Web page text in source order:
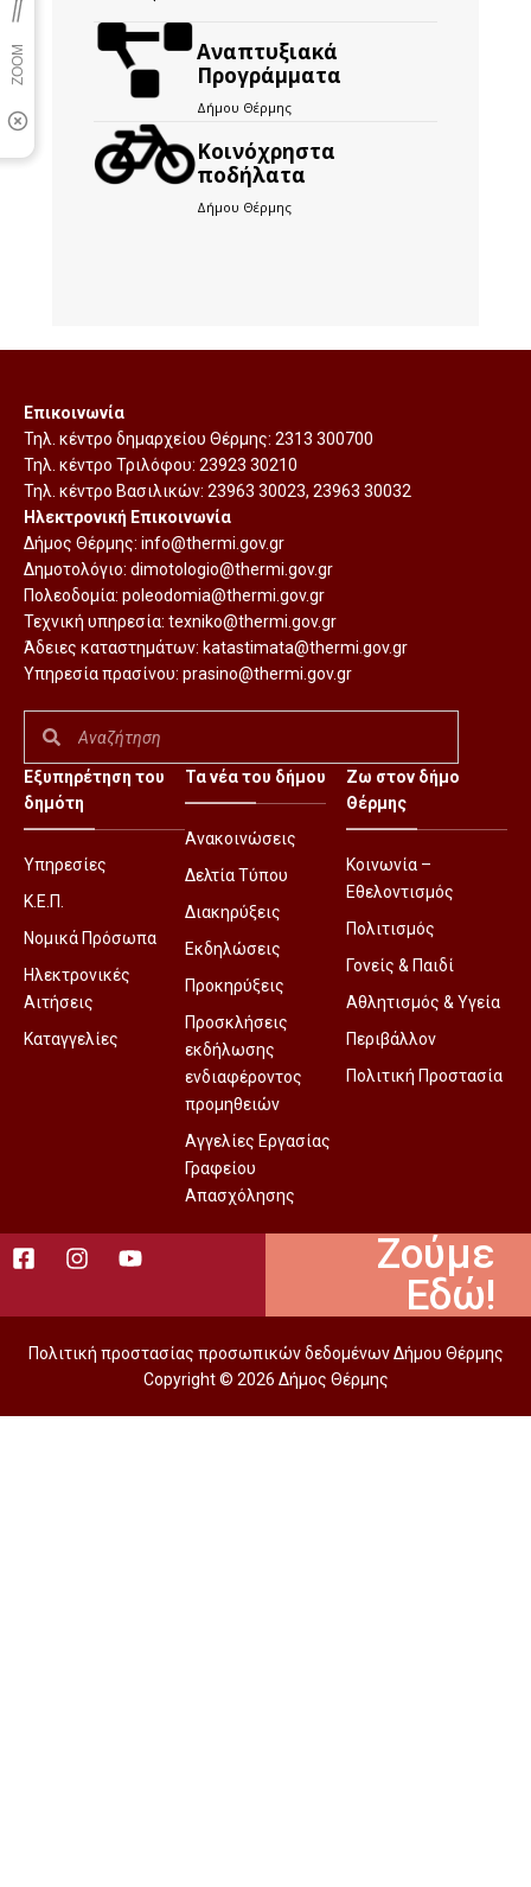
Αναπτυξιακά
Προγράμματα
Δήμου Θέρμης
Kοινόχρηστα
ποδήλατα
Δήμου Θέρμης
Επικοινωνία
Τηλ. κέντρο δημαρχείου Θέρμης: 2313 300700
Τηλ. κέντρο Τριλόφου: 23923 30210
Τηλ. κέντρο Βασιλικών: 23963 30023, 23963 30032
Ηλεκτρονική Επικοινωνία
Δήμος Θέρμης: info@thermi.gov.gr
Δημοτολόγιο: dimotologio@thermi.gov.gr
Πολεοδομία: poleodomia@thermi.gov.gr
Τεχνική υπηρεσία: texniko@thermi.gov.gr
Άδειες καταστημάτων: katastimata@thermi.gov.gr
Υπηρεσία πρασίνου: prasino@thermi.gov.gr
Εξυπηρέτηση του
δημότη
Υπηρεσίες
Κ.Ε.Π.
Νομικά Πρόσωπα
Ηλεκτρονικές
Αιτήσεις
Καταγγελίες
Τα νέα του δήμου
Ανακοινώσεις
Δελτία Τύπου
Διακηρύξεις
Εκδηλώσεις
Προκηρύξεις
Προσκλήσεις
εκδήλωσης
ενδιαφέροντος
προμηθειών
Αγγελίες Εργασίας
Γραφείου
Απασχόλησης
Ζω στον δήμο
Θέρμης
Κοινωνία –
Εθελοντισμός
Πολιτισμός
Γονείς & Παιδί
Αθλητισμός & Υγεία
Περιβάλλον
Πολιτική Προστασία
Ζούμε
Εδώ!
Πολιτική προστασίας προσωπικών δεδομένων Δήμου Θέρμης
Copyright © 2026 Δήμος Θέρμης